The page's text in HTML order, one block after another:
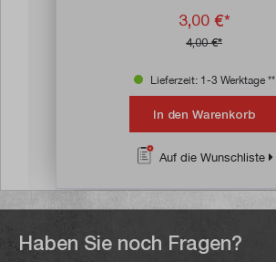
3,00 €*
4,00 €*
Lieferzeit: 1-3 Werktage **
In den Warenkorb
Auf die Wunschliste
Haben Sie noch Fragen?